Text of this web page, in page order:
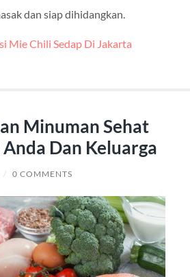
dan siap dihidangkan.
Mie Chili Sedap Di Jakarta
Minuman Sehat
Dan Keluarga
/ 0 COMMENTS